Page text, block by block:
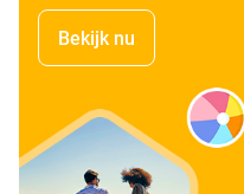
Bekijk nu